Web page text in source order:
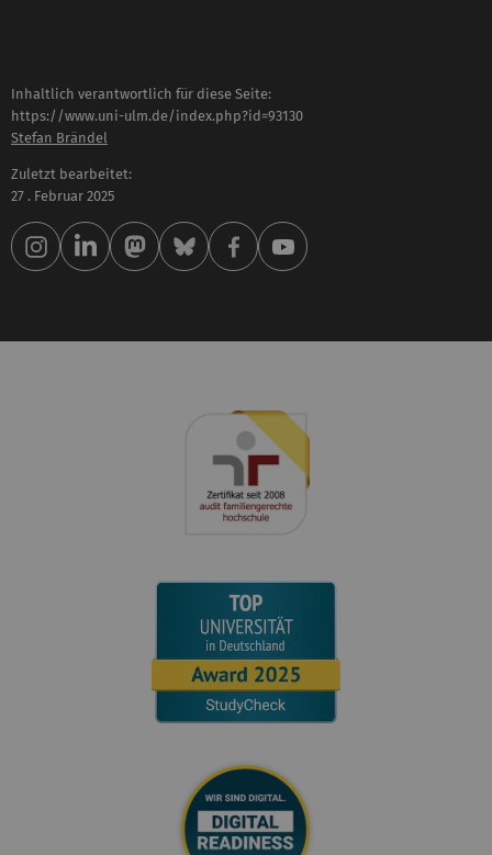
Inhaltlich verantwortlich für diese Seite:
https://www.uni-ulm.de/index.php?id=93130
Stefan Brändel
Zuletzt bearbeitet:
27 . Februar 2025